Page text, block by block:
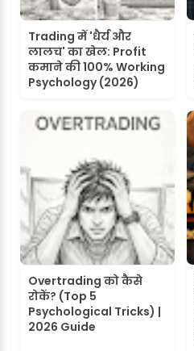
Trading में 'धैर्य और
लालच' का खेल: Profit
कमाने की 100% Working
Psychology (2026)
Overtrading को कैसे
रोकें? (Top 5
Psychological Tricks) |
2026 Guide